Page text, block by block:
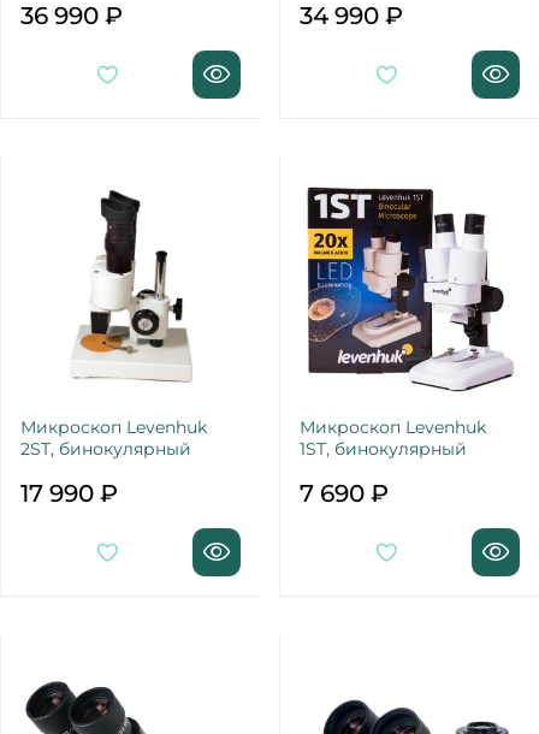
36 990 ₽ 34 990 ₽
Микроскоп Levenhuk
2ST, бинокулярный
17 990 ₽
Микроскоп Levenhuk
1ST, бинокулярный
7 690 ₽